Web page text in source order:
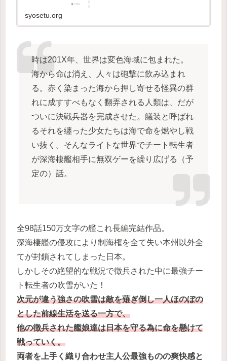
syosetu.org
時は201X年、世界は変色海域に包まれた。
海から命は消え、人々は砲撃に飲み込まれ
る。赤く染まった海から押し寄せる怪異の群
れに成すすべもなく翻弄される人類は、だが
ついに決戦兵器を完成させた。艤装と呼ばれ
るそれを纏った少女たちは海で命を燃やし戦
い抜く。そんなライトな世界でチート転生者
が深海棲艦相手に無双ゲーを繰り広げる（予
定の）話。
全98話150万文字の艦これ長編完結作品。
深海棲艦の侵攻により制海権を全て失い本州以外全
てが封鎖されてしまった日本。
しかしその絶望的な戦況で徴兵された中に最強チー
ト転生者の吹雪がいた！
次元が違う強さの吹雪は敵を薙ぎ倒し一人ほのぼの
とした前線生活を送る一方で、
他の徴兵された艦娘達は日本を守る為に命を懸けて
戦っていく。
両者を上手く織り合わせ主人公最強ものの爽快感と